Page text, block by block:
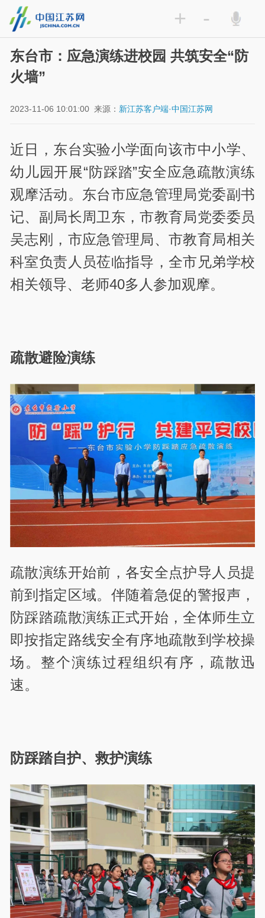
+ -
东台市：应急演练进校园 共筑安全“防
火墙”
2023-11-06 10:01:00 来源： 新江苏客户端·中国江苏网
近日，东台实验小学面向该市中小学、
幼儿园开展“防踩踏”安全应急疏散演练
观摩活动。东台市应急管理局党委副书
记、副局长周卫东，市教育局党委委员
吴志刚，市应急管理局、市教育局相关
科室负责人员莅临指导，全市兄弟学校
相关领导、老师40多人参加观摩。
疏散避险演练
疏散演练开始前，各安全点护导人员提
前到指定区域。伴随着急促的警报声，
防踩踏疏散演练正式开始，全体师生立
即按指定路线安全有序地疏散到学校操
场。整个演练过程组织有序，疏散迅
速。
防踩踏自护、救护演练